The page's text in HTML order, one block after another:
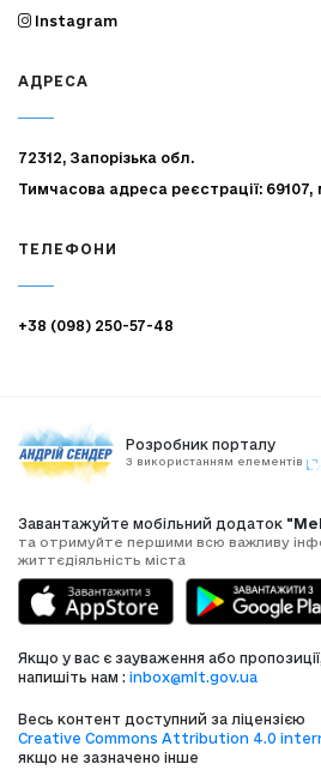
Instagram
АДРЕСА
72312, Запорізька обл.
Тимчасова адреса реєстрації:
ТЕЛЕФОНИ
+38 (098) 250-57-48
Розробник порталу
З використанням елементів
Завантажуйте мобільний додаток
та отримуйте першими всю важливу
життєдіяльність міста
Якщо у вас є зауваження або пропозиції,
напишіть нам : inbox@mlt.gov.ua
Весь контент доступний за ліцензією
Creative Commons Attribution 4.0
якщо не зазначено інше